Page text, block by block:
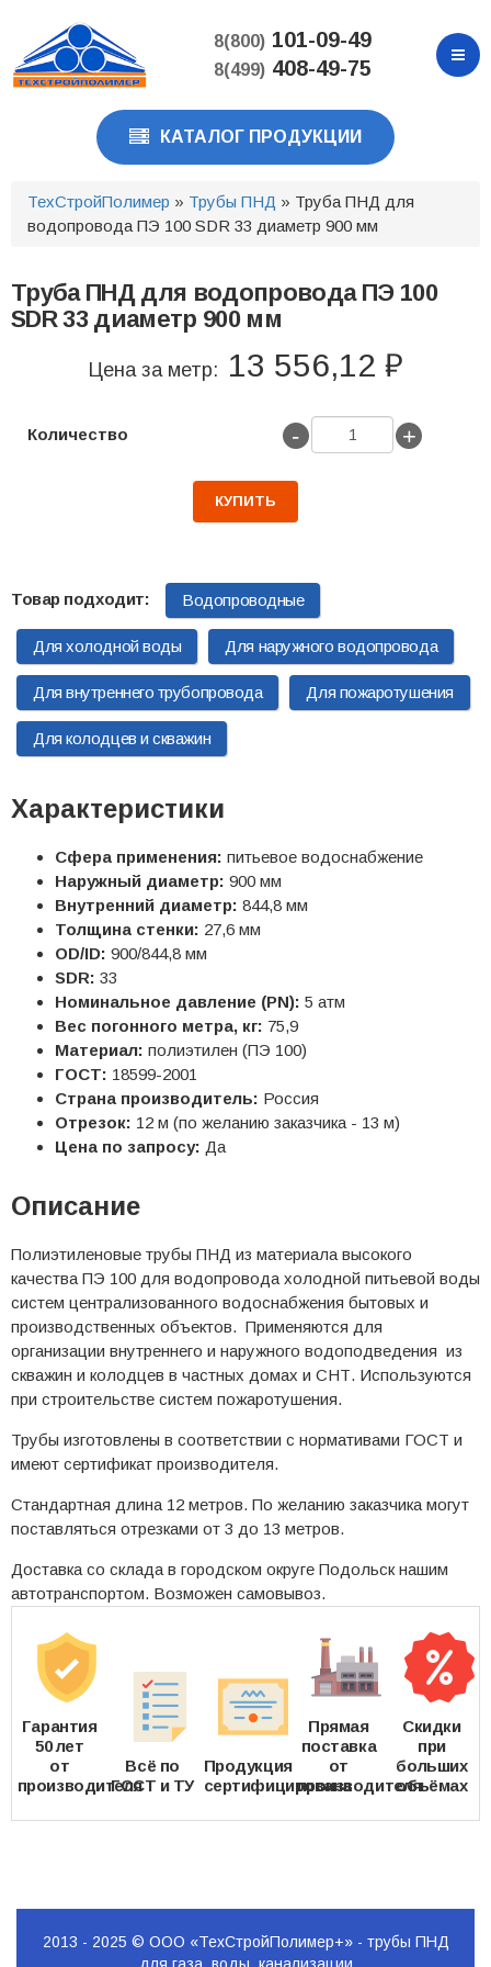
основному
содержанию
8(800)101-09-49
8(499)408-49-75
КАТАЛОГ ПРОДУКЦИИ
ТехСтройПолимер » Трубы ПНД » Труба ПНД для
водопровода ПЭ 100 SDR 33 диаметр 900 мм
Труба ПНД для водопровода ПЭ 100
SDR 33 диаметр 900 мм
Цена за метр: 13 556,12 ₽
Количество - +
КУПИТЬ
Водопроводные
Для холодной воды Для наружного водопровода
Для внутреннего трубопровода Для пожаротушения
Для колодцев и скважин
Характеристики
Сфера применения: питьевое водоснабжение
Наружный диаметр: 900 мм
Внутренний диаметр: 844,8 мм
Толщина стенки: 27,6 мм
OD/ID: 900/844,8 мм
SDR: 33
Номинальное давление (PN): 5 атм
Вес погонного метра, кг: 75,9
Материал: полиэтилен (ПЭ 100)
ГОСТ: 18599-2001
Страна производитель: Россия
Отрезок: 12 м (по желанию заказчика - 13 м)
Цена по запросу: Да
Описание
Полиэтиленовые трубы ПНД из материала высокого
качества ПЭ 100 для водопровода холодной питьевой воды
систем централизованного водоснабжения бытовых и
производственных объектов. Применяются для
организации внутреннего и наружного водоподведения из
скважин и колодцев в частных домах и СНТ. Используются
при строительстве систем пожаротушения.
Трубы изготовлены в соответствии с нормативами ГОСТ и
имеют сертификат производителя.
Стандартная длина 12 метров. По желанию заказчика могут
поставляться отрезками от 3 до 13 метров.
Доставка со склада в городском округе Подольск нашим
автотранспортом. Возможен самовывоз.
Гарантия
50 лет
от
производителя
Всё по
ГОСТ и ТУ
Продукция
сертифицирована
Прямая
поставка
от
производителя
Скидки
при
больших
объёмах
2013 - 2025 © ООО «ТехСтройПолимер+» - трубы ПНД
для газа, воды, канализации